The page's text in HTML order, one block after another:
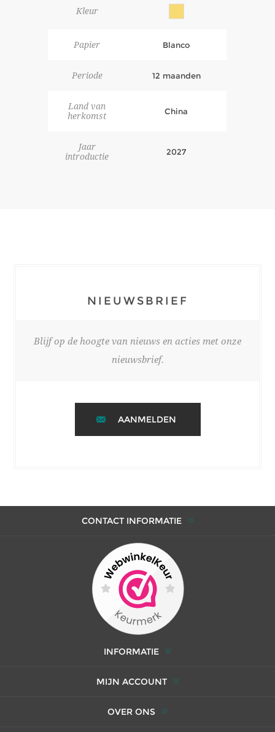
Kleur
Papier Blanco
Periode 12 maanden
Land van
herkomst
China
Jaar
introductie
2027
NIEUWSBRIEF
Blijf op de hoogte van nieuws en acties met onze
nieuwsbrief.
AANMELDEN
CONTACT INFORMATIE
INFORMATIE
MIJN ACCOUNT
OVER ONS